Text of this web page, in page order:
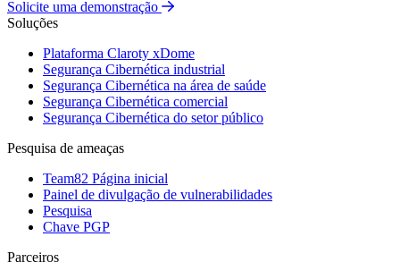
Solicite uma demonstração
Soluções
Plataforma Claroty xDome
Segurança Cibernética industrial
Segurança Cibernética na área de saúde
Segurança Cibernética comercial
Segurança Cibernética do setor público
Pesquisa de ameaças
Team82 Página inicial
Painel de divulgação de vulnerabilidades
Pesquisa
Chave PGP
Parceiros